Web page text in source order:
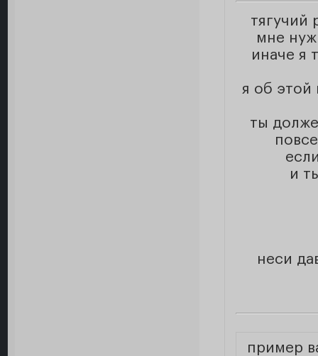
тягучий
мне
иначе я
я об этой
ты
и
неси
пример